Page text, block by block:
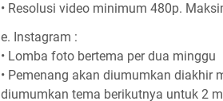
• Resolusi video minimum 480p.
e. Instagram :
• Lomba foto bertema per dua minggu
• Pemenang akan diumumkan diakhir
diumumkan tema berikutnya untuk 2